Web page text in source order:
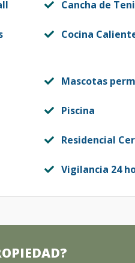
Cancha de
Cocina
Mascotas
Piscina
Residencial
Vigilancia 24